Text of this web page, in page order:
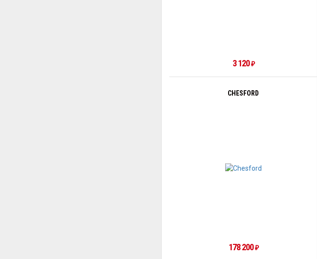
3 120 ₽
CHESFORD
178 200 ₽